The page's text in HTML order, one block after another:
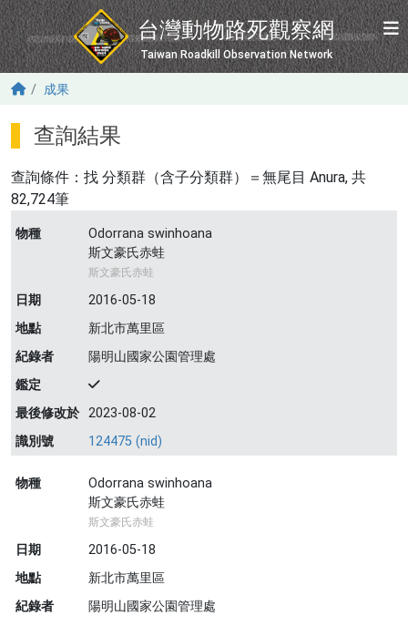
移至主內容
台灣動物路死觀察網
Taiwan Roadkill Observation Network
成果
查詢結果
查詢條件：找 分類群（含子分類群）＝無尾目 Anura, 共
82,724筆
物種
Odorrana swinhoana
斯文豪氏赤蛙
斯文豪氏赤蛙
日期
2016-05-18
地點
新北市萬里區
紀錄者
陽明山國家公園管理處
鑑定
最後修改於 2023-08-02
識別號
124475 (nid)
物種
Odorrana swinhoana
斯文豪氏赤蛙
斯文豪氏赤蛙
日期
2016-05-18
地點
新北市萬里區
紀錄者
陽明山國家公園管理處